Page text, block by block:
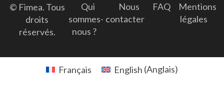
© Fimea. Tous
droits
réservés.
Qui
sommes-
nous ?
Nous
contacter
FAQ
Mentions
légales
Français English (Anglais)